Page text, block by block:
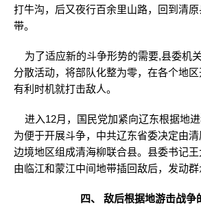
打牛沟，后又夜行百余里山路，回到清
带。
为了适应新的斗争形势的需要,县委机
分散活动，将部队化整为零，在各个地
有利时机就打击敌人。
进入12月，国民党加紧向辽东根据地进
为便于开展斗争，中共辽东省委决定由
边境地区组成清海柳联合县。县委书记王
由临江和蒙江中间地带插回敌后，发动群
四、 敌后根据地游击战争